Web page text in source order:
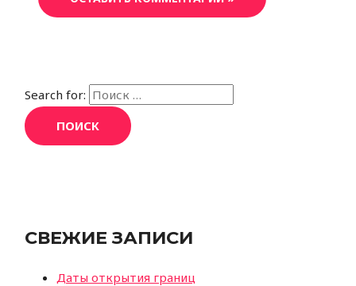
Search for:
СВЕЖИЕ ЗАПИСИ
Даты открытия границ